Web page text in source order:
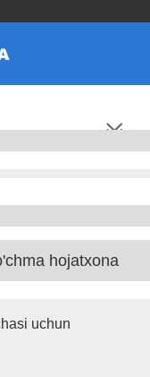
hojatxona
uchun